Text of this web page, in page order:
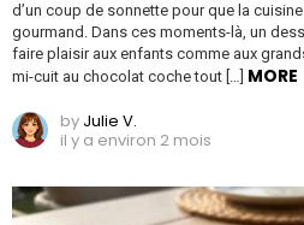
d’un coup de sonnette pour que la
gourmand. Dans ces moments-là, un
faire plaisir aux enfants comme aux
mi-cuit au chocolat coche tout […] MORE
by Julie V.
il y a environ 2 mois